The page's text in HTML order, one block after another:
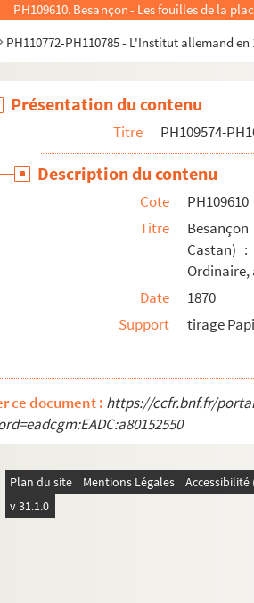
PH109610. Besançon - Les fouilles de la
PH110772-PH110785 - L'Institut allemand en
Présentation du contenu
Titre PH109574-
Description du contenu
Cote
PH109610
Titre
Castan)
Ordinaire,
Date
1870
Support
tirage
ce document : https://ccfr.bnf.fr/
Plan du site Mentions Légales
v 31.1.0